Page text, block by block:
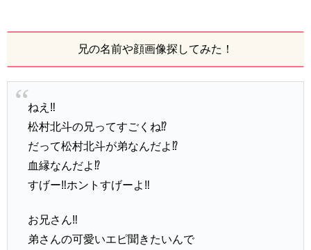
兄の名前や顔画像探してみた！
ねえ‼️
松村北斗の兄ってすごくね⁉️
だって松村北斗が弟なんだよ⁉️
血縁なんだよ⁉️
すげー‼️ホントすげーよ‼️
お兄さん‼️
弟さんの可愛いエピ聞きたいんで